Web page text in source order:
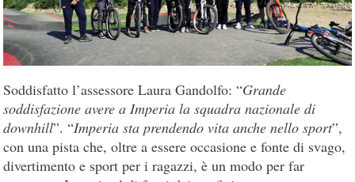
Soddisfatto l’assessore Laura Gandolfo: “Grande
soddisfazione avere a Imperia la squadra nazionale di
downhill”. “Imperia sta prendendo vita anche nello sport”,
con una pista che, oltre a essere occasione e fonte di svago,
divertimento e sport per i ragazzi, è un modo per far